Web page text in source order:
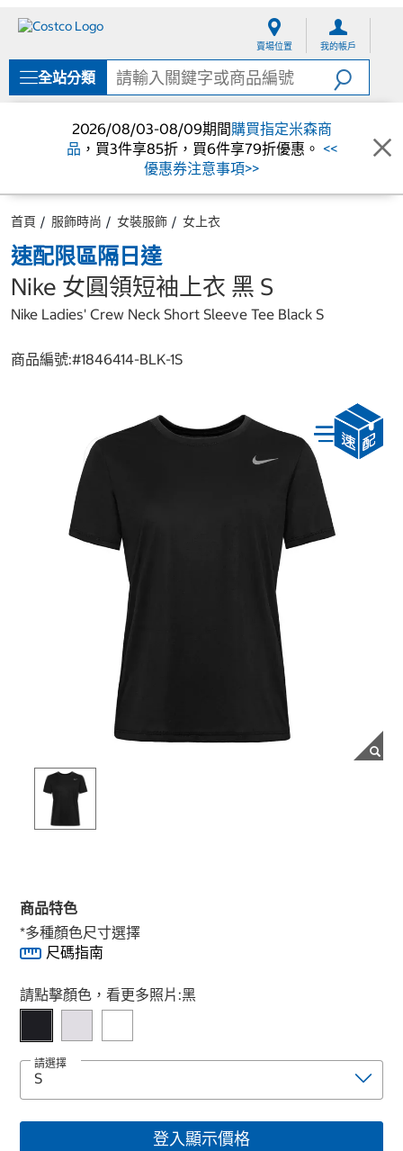
單
賣場位置 我的帳戶
全站分類
2026/08/03-08/09期間購買指定米森商
品 ，買3件享85折，買6件享79折優惠。 <<
優惠券注意事項>>
首頁 服飾時尚 女裝服飾 女上衣
速配限區隔日達
Nike 女圓領短袖上衣 黑 S
Nike Ladies' Crew Neck Short Sleeve Tee Black S
商品編號:#1846414-BLK-1S
商品特色
*多種顏色尺寸選擇
尺碼指南
Select product
請點擊顏色，看更多照片:黑
請選擇
登入顯示價格